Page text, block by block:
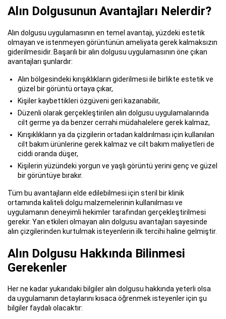
Alın Dolgusunun Avantajları Nelerdir?
Alın dolgusu uygulamasının en temel avantajı, yüzdeki estetik
olmayan ve istenmeyen görüntünün ameliyata gerek kalmaksızın
giderilmesidir. Başarılı bir alın dolgusu uygulamasının öne çıkan
avantajları şunlardır:
Alın bölgesindeki kırışıklıkların giderilmesi ile birlikte estetik ve
güzel bir görüntü ortaya çıkar,
Kişiler kaybettikleri özgüveni geri kazanabilir,
Düzenli olarak gerçekleştirilen alın dolgusu uygulamalarında
cilt germe ya da benzer cerrahi müdahalelere gerek kalmaz,
Kırışıklıkların ya da çizgilerin ortadan kaldırılması için kullanılan
cilt bakım ürünlerine gerek kalmaz ve cilt bakım maliyetleri de
ciddi oranda düşer,
Kişilerin yüzündeki yorgun ve yaşlı görüntü yerini genç ve güzel
bir görüntüye bırakır.
Tüm bu avantajların elde edilebilmesi için steril bir klinik
ortamında kaliteli dolgu malzemelerinin kullanılması ve
uygulamanın deneyimli hekimler tarafından gerçekleştirilmesi
gerekir. Yan etkileri olmayan alın dolgusu avantajları sayesinde
alın çizgilerinden kurtulmak isteyenlerin ilk tercihi haline gelmiştir.
Alın Dolgusu Hakkında Bilinmesi
Gerekenler
Her ne kadar yukarıdaki bilgiler alın dolgusu hakkında yeterli olsa
da uygulamanın detaylarını kısaca öğrenmek isteyenler için şu
bilgiler faydalı olacaktır: